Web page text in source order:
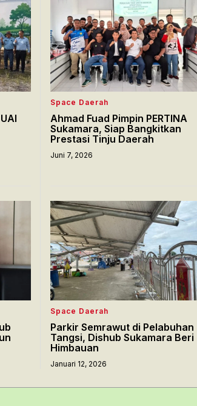
Space Daerah
Ahmad Fuad Pimpin PERTINA
Sukamara, Siap Bangkitkan
Prestasi Tinju Daerah
Juni 7, 2026
Space Daerah
Parkir Semrawut di Pelabuhan
Tangsi, Dishub Sukamara Beri
Himbauan
Januari 12, 2026